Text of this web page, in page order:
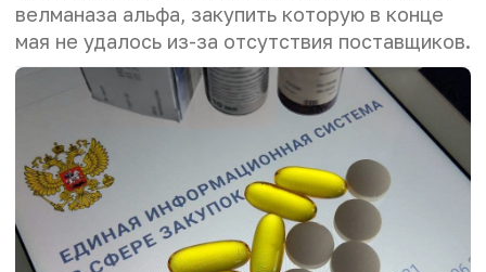
велманаза альфа, закупить которую в конце
мая не удалось из-за отсутствия поставщиков.